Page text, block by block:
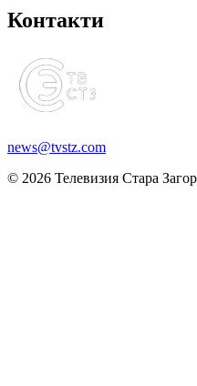
Контакти
news@tvstz.com
© 2026 Телевизия Стара